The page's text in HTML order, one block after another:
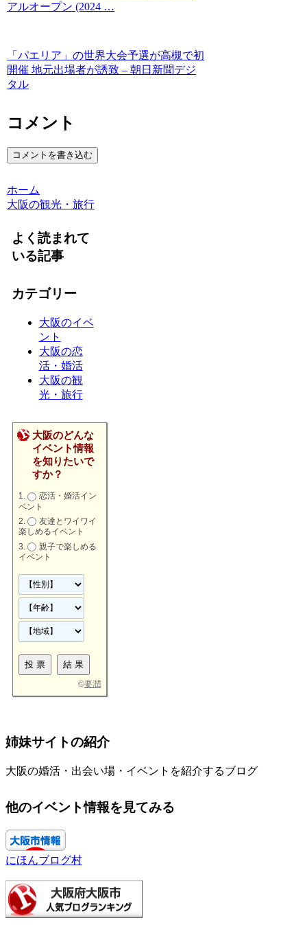
アルオープン (2024 …
「パエリア」の世界大会予選が高槻で初
開催 地元出場者が誘致 – 朝日新聞デジ
タル
コメント
コメントを書き込む
ホーム
大阪の観光・旅行
よく読まれて
いる記事
カテゴリー
大阪のイベ
ント
大阪の恋
活・婚活
大阪の観
光・旅行
大阪のどんな
イベント情報
を知りたいで
すか？
恋活・婚活イン
ベント
友達とワイワイ
楽しめるイベント
親子で楽しめる
イベント
©要潤
姉妹サイトの紹介
大阪の婚活・出会い場・イベントを紹介するブログ
他のイベント情報を見てみる
にほんブログ村